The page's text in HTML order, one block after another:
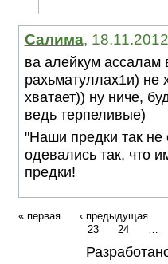
Салима,
ва алейкум ассалам
рахьматуллах1и) не
хватает)) ну ниче,
ведь терпеливые)
"Наши предки так
одевались так, что
предки!
« первая ‹ предыдущая
23
24